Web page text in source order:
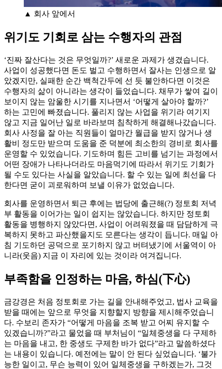
▲ 회사 앞에서
위기도 기회로 삼는 수행자의 관점
‘진짜 잘산다는 것은 무엇일까?’ 새로운 과제가 생겼습니다.
사업이 성공했다면 돈도 벌고 수행하면서 잘사는 인생으로 알
았겠지만, 실패한 순간 백척간두에 선 듯 불안하다면 이것은
수행자의 삶이 아니라는 생각이 들었습니다. 채무가 쌓여 길이
보이지 않는 암울한 시기를 지나면서 ‘어떻게 살아야 할까?’
하는 고민에 빠졌습니다. 풀리지 않는 사업을 위기라 여기지
않고 지금 일어난 일로 바라보며 침착하게 해결해나갔습니다.
회사 사정을 잘 아는 직원들이 얼마간 월급을 받지 않거나 생
활비 정도만 받으며 도움을 준 덕분에 최소한의 경비로 회사를
운영할 수 있었습니다. 기도하며 힘든 고비를 넘기는 과정에서
어떤 장애가 나타나더라도 마음먹기에 따라서 위기도 기회가
될 수도 있다는 사실을 알았습니다. 할 수 있는 일에 최선을 다
한다면 굳이 괴로워하며 보낼 이유가 없었습니다.
회사를 운영하면서 퇴근 후에는 법당에 출근해(?) 정토회 저녁
부 활동을 이어가는 일이 쉽지는 않았습니다. 하지만 정토회
활동을 병행하지 않았다면, 사업이 어려워졌을 때 담담하게 극
복하지 못하고 파산했을지도 모른다는 생각이 듭니다. 매일 아
침 기도하던 공덕으로 포기하지 않고 버텨냈기에 서울역이 아
니라(웃음) 지금 이 자리에 있는 것이라 여겨집니다.
부족함을 인정하는 마음, 하심(下心)
금강경은 처음 정토회로 가는 길을 안내해주었고, 법사 교육을
받을 때에는 앞으로 무엇을 지향할지 방향을 제시해주었습니
다. 수보리 존자가 “어떻게 마음을 조복 받고 어찌 유지할 수
있겠습니까?”라고 물었을 때 부처님이 “일체중생을 다 구제하
는 마음을 내고, 한 중생도 구제한 바가 없다”라고 말씀하셨다
는 내용이 있습니다. 예전에는 말이 안 된다 싶었습니다. ‘불가
능한 일이고, 무슨 능력이 있어 일체중생을 구하겠는가, 그것